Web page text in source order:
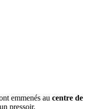
emmenés au centre de
pressoir.